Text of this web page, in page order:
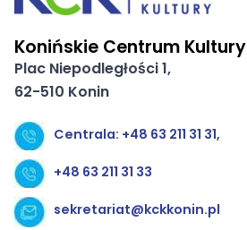
Konińskie Centrum Kultury
Plac Niepodległości 1,
62-510 Konin
Centrala: +48 63 211 31 31,
+48 63 211 31 33
sekretariat@kckkonin.pl